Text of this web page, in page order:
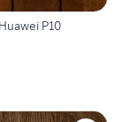
P10